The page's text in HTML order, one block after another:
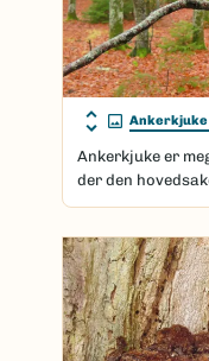
Ankerkjuke
Ankerkjuke er
der den